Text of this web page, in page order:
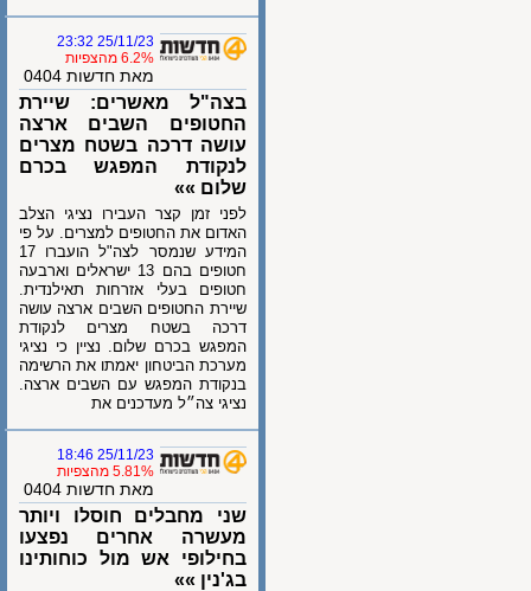
25/11/23 23:32
6.2% מהצפיות
מאת חדשות 0404
בצה"ל מאשרים: שיירת
החטופים השבים ארצה
עושה דרכה בשטח מצרים
לנקודת המפגש בכרם
שלום »»
לפני זמן קצר העבירו נציגי הצלב
האדום את החטופים למצרים. על פי
המידע שנמסר לצה"ל הועברו 17
חטופים בהם 13 ישראלים וארבעה
חטופים בעלי אזרחות תאילנדית.
שיירת החטופים השבים ארצה עושה
דרכה בשטח מצרים לנקודת
המפגש בכרם שלום. נציין כי נציגי
מערכת הביטחון יאמתו את הרשימה
בנקודת המפגש עם השבים ארצה.
נציגי צה״ל מעדכנים את
25/11/23 18:46
5.81% מהצפיות
מאת חדשות 0404
שני מחבלים חוסלו ויותר
מעשרה אחרים נפצעו
בחילופי אש מול כוחותינו
בג'נין »»